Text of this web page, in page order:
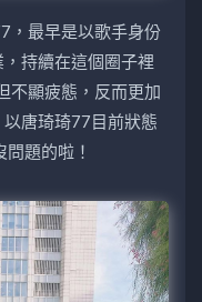
，最早是以歌手身份
持續在這個圈子裡
不顯疲態，反而更加
唐琦琦77目前狀態
題的啦！